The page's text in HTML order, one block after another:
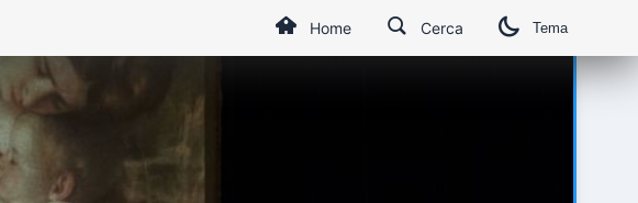
Home Cerca Tema